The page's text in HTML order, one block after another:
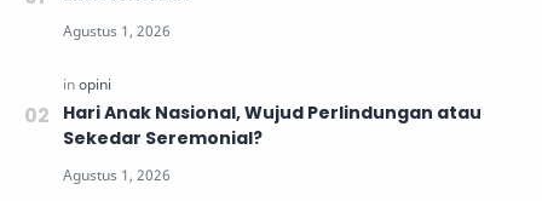
Hari Anak Nasional, Wujud Perlindungan atau
Sekedar Seremonial?